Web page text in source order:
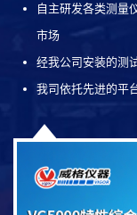
自主研发各类测量
市场
经我公司安装的测
我司依托先进的平